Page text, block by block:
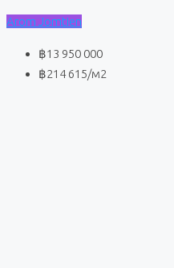
Arom Jomtien
฿13 950 000
฿214 615/м2